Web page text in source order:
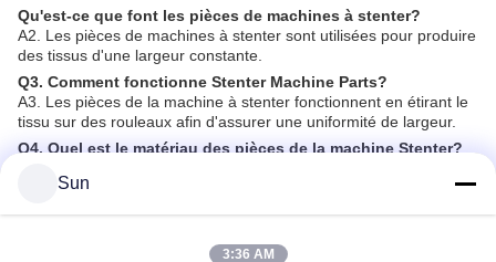
Qu'est-ce que font les pièces de machines à stenter?
A2. Les pièces de machines à stenter sont utilisées pour produire
des tissus d'une largeur constante.
Q3. Comment fonctionne Stenter Machine Parts?
A3. Les pièces de la machine à stenter fonctionnent en étirant le
tissu sur des rouleaux afin d'assurer une uniformité de largeur.
Q4. Quel est le matériau des pièces de la machine Stenter?
métal, comme l'aluminium et l'acier inoxydable.
Q5. Où puis-je acheter des pièces de machines à stenter?
Jayu, une entreprise basée en Chine.
Sun
3:36 AM